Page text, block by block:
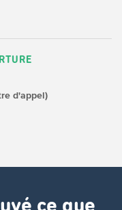
d'appel)